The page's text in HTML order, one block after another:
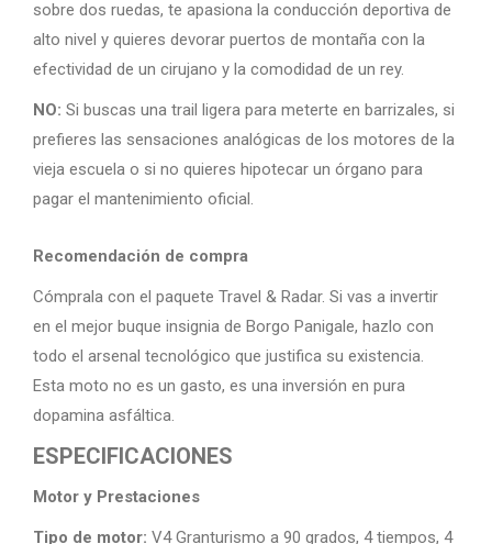
sobre dos ruedas, te apasiona la conducción deportiva de
alto nivel y quieres devorar puertos de montaña con la
efectividad de un cirujano y la comodidad de un rey.
NO: Si buscas una trail ligera para meterte en barrizales, si
prefieres las sensaciones analógicas de los motores de la
vieja escuela o si no quieres hipotecar un órgano para
pagar el mantenimiento oficial.
Recomendación de compra
Cómprala con el paquete Travel & Radar. Si vas a invertir
en el mejor buque insignia de Borgo Panigale, hazlo con
todo el arsenal tecnológico que justifica su existencia.
Esta moto no es un gasto, es una inversión en pura
dopamina asfáltica.
ESPECIFICACIONES
Motor y Prestaciones
Tipo de motor: V4 Granturismo a 90 grados, 4 tiempos, 4